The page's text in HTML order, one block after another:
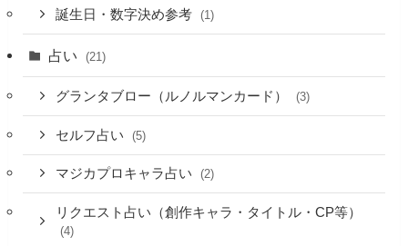
誕生日・数字決め参考 (1)
占い (21)
グランタブロー（ルノルマンカード） (3)
セルフ占い (5)
マジカプロキャラ占い (2)
リクエスト占い（創作キャラ・タイトル・CP等）
(4)